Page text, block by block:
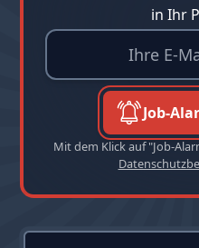
in Ihr
Job-
Mit dem Klick auf "Job-